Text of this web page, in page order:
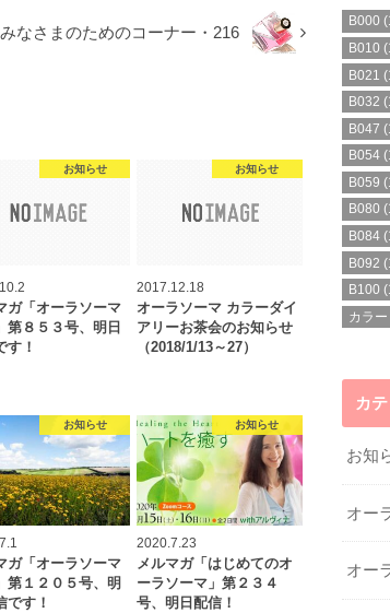
なさまのためのコーナー・216
お知らせ
ガ「オーラソーマ
第８５３号、明日
す！
お知らせ
2017.12.18
オーラソーマ カラーダイ
アリーお茶会のお知らせ
（2018/1/13～27）
お知らせ
ガ「オーラソーマ
第１２０５号、明
です！
お知らせ
2020.7.23
メルマガ「はじめてのオ
ーラソーマ」第２３４
号、明日配信！
B000
B010
B021
B032
B047
B054
B059
B080
B084
B092
B100
カラ
カ
お知
オー
オー